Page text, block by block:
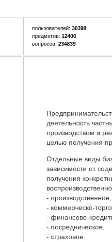
пользователей: 30398
предметов: 12406
вопросов: 234839
деятельность
производством и
целью получения
Отдельные виды
зависимости от
получения
- производственное,
- коммерческо-
- финансово-
- посредническое,
- страховое.